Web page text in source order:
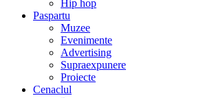
Hip hop
Paspartu
Muzee
Evenimente
Advertising
Supraexpunere
Proiecte
Cenaclul